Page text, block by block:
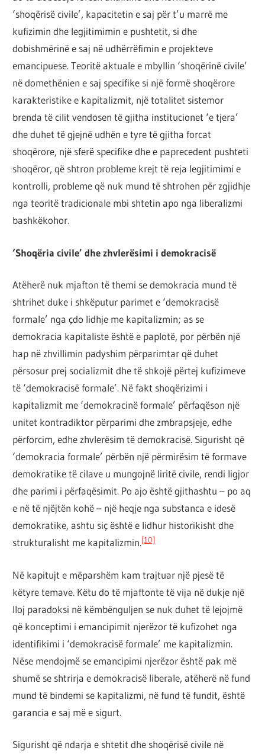
‘shoqërisë civile’, kapacitetin e saj për t’u marrë me
kufizimin dhe legjitimimin e pushtetit, si dhe
dobishmërinë e saj në udhërrëfimin e projekteve
emancipuese. Teoritë aktuale e mbyllin ‘shoqërinë civile’
në domethënien e saj specifike si një formë shoqërore
karakteristike e kapitalizmit, një totalitet sistemor
brenda të cilit vendosen të gjitha institucionet ‘e tjera’
dhe duhet të gjejnë udhën e tyre të gjitha forcat
shoqërore, një sferë specifike dhe e paprecedent pushteti
shoqëror, që shtron probleme krejt të reja legjitimimi e
kontrolli, probleme që nuk mund të shtrohen për zgjidhje
nga teoritë tradicionale mbi shtetin apo nga liberalizmi
bashkëkohor.
‘Shoqëria civile’ dhe zhvlerësimi i demokracisë
Atëherë nuk mjafton të themi se demokracia mund të
shtrihet duke i shkëputur parimet e ‘demokracisë
formale’ nga çdo lidhje me kapitalizmin; as se
demokracia kapitaliste është e paplotë, por përbën një
hap në zhvillimin padyshim përparimtar që duhet
përsosur prej socializmit dhe të shkojë përtej kufizimeve
të ‘demokracisë formale’. Në fakt shoqërizimi i
kapitalizmit me ‘demokracinë formale’ përfaqëson një
unitet kontradiktor përparimi dhe zmbrapsjeje, edhe
përforcim, edhe zhvlerësim të demokracisë. Sigurisht që
‘demokracia formale’ përbën një përmirësim të formave
demokratike të cilave u mungojnë liritë civile, rendi ligjor
dhe parimi i përfaqësimit. Po ajo është gjithashtu – po aq
e në të njëjtën kohë – një heqje nga substanca e idesë
demokratike, ashtu siç është e lidhur historikisht dhe
strukturalisht me kapitalizmin.[10]
Në kapitujt e mëparshëm kam trajtuar një pjesë të
këtyre temave. Këtu do të mjaftonte të vija në dukje një
lloj paradoksi në këmbënguljen se nuk duhet të lejojmë
që konceptimi i emancipimit njerëzor të kufizohet nga
identifikimi i ‘demokracisë formale’ me kapitalizmin.
Nëse mendojmë se emancipimi njerëzor është pak më
shumë se shtrirja e demokracisë liberale, atëherë në fund
mund të bindemi se kapitalizmi, në fund të fundit, është
garancia e saj më e sigurt.
Sigurisht që ndarja e shtetit dhe shoqërisë civile në